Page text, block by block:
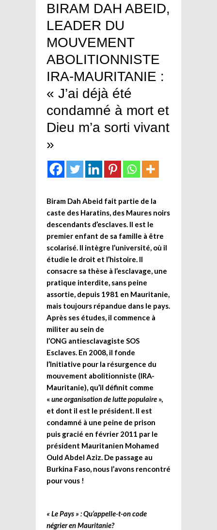
BIRAM DAH ABEID,
LEADER DU
MOUVEMENT
ABOLITIONNISTE
IRA-MAURITANIE :
« J’ai déjà été
condamné à mort et
Dieu m’a sorti vivant
»
Biram Dah Abeid fait partie de la
caste des Haratins, des Maures noirs
descendants d’esclaves. Il est le
premier enfant de sa famille à être
scolarisé. Il intègre l’université, où il
étudie le droit et l’histoire. Il
consacre sa thèse à l’esclavage, une
pratique interdite, sans peine
assortie, depuis 1981 en Mauritanie,
mais toujours répandue dans le pays.
Après ses études, il commence à
militer au sein de
l’ONG antiesclavagiste SOS
Esclaves. En 2008, il fonde
l’Initiative pour la résurgence du
mouvement abolitionniste (IRA-
Mauritanie), qu’il définit comme
«une organisation de lutte populaire »,
et dont il est le président. Il est
condamné à une peine de prison
puis gracié en février 2011 par le
président Mauritanien Mohamed
Ould Abdel Aziz. De passage au
Burkina Faso, nous l’avons rencontré
pour vous !
« Le Pays » : Qu’appelle-t-on code
négrier en Mauritanie?